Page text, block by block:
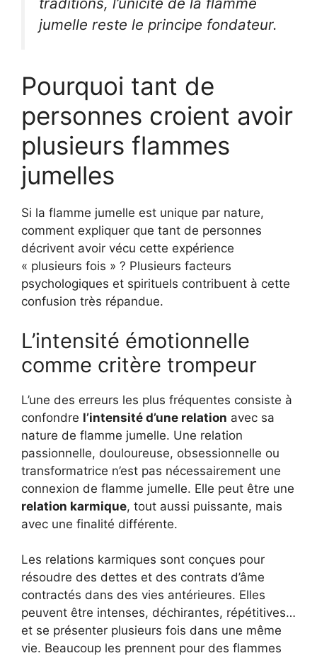
jumelle reste le principe fondateur.
Pourquoi tant de
personnes croient avoir
plusieurs flammes
jumelles
Si la flamme jumelle est unique par nature,
comment expliquer que tant de personnes
décrivent avoir vécu cette expérience
« plusieurs fois » ? Plusieurs facteurs
psychologiques et spirituels contribuent à cette
confusion très répandue.
L’intensité émotionnelle
comme critère trompeur
L’une des erreurs les plus fréquentes consiste à
confondre l’intensité d’une relation avec sa
nature de flamme jumelle. Une relation
passionnelle, douloureuse, obsessionnelle ou
transformatrice n’est pas nécessairement une
connexion de flamme jumelle. Elle peut être une
relation karmique, tout aussi puissante, mais
avec une finalité différente.
Les relations karmiques sont conçues pour
résoudre des dettes et des contrats d’âme
contractés dans des vies antérieures. Elles
peuvent être intenses, déchirantes, répétitives…
et se présenter plusieurs fois dans une même
vie. Beaucoup les prennent pour des flammes